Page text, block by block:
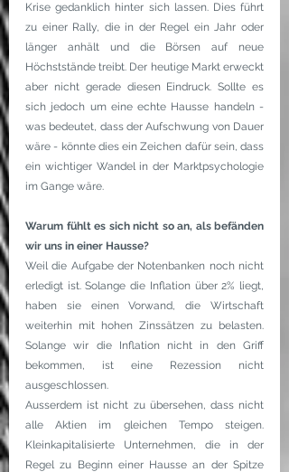
Krise gedanklich hinter sich lassen. Dies führt
zu einer Rally, die in der Regel ein Jahr oder
länger anhält und die Börsen auf neue
Höchststände treibt. Der heutige Markt erweckt
aber nicht gerade diesen Eindruck. Sollte es
sich jedoch um eine echte Hausse handeln -
was bedeutet, dass der Aufschwung von Dauer
wäre - könnte dies ein Zeichen dafür sein, dass
ein wichtiger Wandel in der Marktpsychologie
im Gange wäre.
Warum fühlt es sich nicht so an, als befänden
wir uns in einer Hausse?
Weil die Aufgabe der Notenbanken noch nicht
erledigt ist. Solange die Inflation über 2% liegt,
haben sie einen Vorwand, die Wirtschaft
weiterhin mit hohen Zinssätzen zu belasten.
Solange wir die Inflation nicht in den Griff
bekommen, ist eine Rezession nicht
ausgeschlossen.
Ausserdem ist nicht zu übersehen, dass nicht
alle Aktien im gleichen Tempo steigen.
Kleinkapitalisierte Unternehmen, die in der
Regel zu Beginn einer Hausse an der Spitze